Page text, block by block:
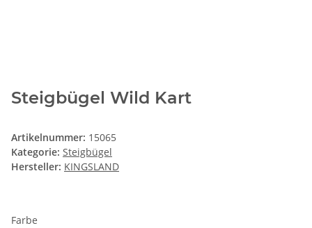
Steigbügel Wild Kart
Artikelnummer: 15065
Kategorie: Steigbügel
Hersteller: KINGSLAND
Farbe